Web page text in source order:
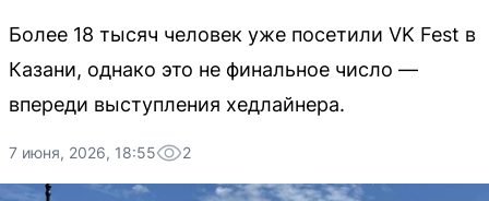
Более 18 тысяч человек уже посетили VK Fest в
Казани, однако это не финальное число —
впереди выступления хедлайнера.
7 июня, 2026, 18:55 2